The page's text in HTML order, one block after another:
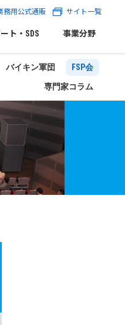
務用公式通販 サイト一覧
ト・SDS 事業分野
バイキン軍団 FSP会
専門家コラム